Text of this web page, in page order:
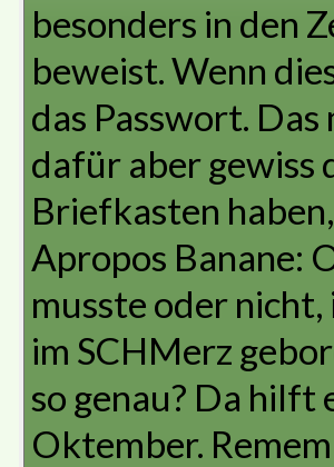
besonders in den
beweist. Wenn
das Passwort.
dafür aber gewiss
Briefkasten
Apropos Banane:
musste oder nicht,
im SCHMerz
so genau? Da hilft
Oktember.